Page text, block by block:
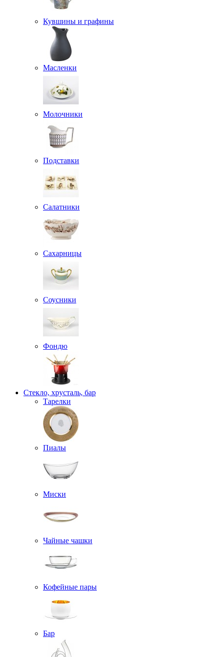
Кувшины и графины
Масленки
Молочники
Подставки
Салатники
Сахарницы
Соусники
Фондю
Стекло, хрусталь, бар
Тарелки
Пиалы
Миски
Чайные чашки
Кофейные пары
Бар